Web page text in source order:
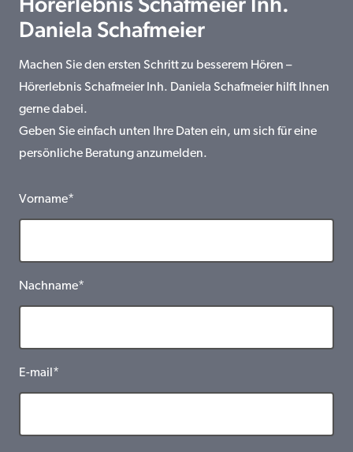
Daniela Schafmeier
Machen Sie den ersten Schritt zu besserem Hören –
Hörerlebnis Schafmeier Inh. Daniela Schafmeier hilft Ihnen
gerne dabei.
Geben Sie einfach unten Ihre Daten ein, um sich für eine
persönliche Beratung anzumelden.
Vorname*
Nachname*
E-mail*